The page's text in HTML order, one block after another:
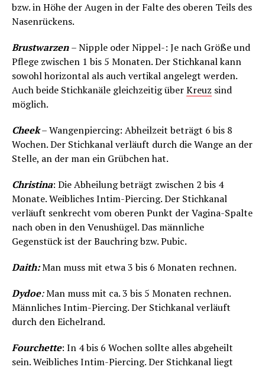
bzw. in Höhe der Augen in der Falte des oberen Teils des
Nasenrückens.
Brustwarzen – Nipple oder Nippel-: Je nach Größe und
Pflege zwischen 1 bis 5 Monaten. Der Stichkanal kann
sowohl horizontal als auch vertikal angelegt werden.
Auch beide Stichkanäle gleichzeitig überKreuz sind
möglich.
Cheek– Wangenpiercing: Abheilzeit beträgt 6 bis 8
Wochen. Der Stichkanal verläuft durch die Wange an der
Stelle, an der man ein Grübchen hat.
Christina: Die Abheilung beträgt zwischen 2 bis 4
Monate. Weibliches Intim-Piercing. Der Stichkanal
verläuft senkrecht vom oberen Punkt der Vagina-Spalte
nach oben in den Venushügel. Das männliche
Gegenstück ist der Bauchring bzw. Pubic.
Daith:Man muss mit etwa 3 bis 6 Monaten rechnen.
Dydoe:Man muss mit ca. 3 bis 5 Monaten rechnen.
Männliches Intim-Piercing. Der Stichkanal verläuft
durch den Eichelrand.
Fourchette: In 4 bis 6 Wochen sollte alles abgeheilt
sein. Weibliches Intim-Piercing. Der Stichkanal liegt